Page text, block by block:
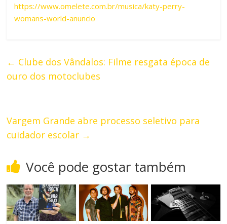
https://www.omelete.com.br/musica/katy-perry-
womans-world-anuncio
← Clube dos Vândalos: Filme resgata época de
ouro dos motoclubes
Vargem Grande abre processo seletivo para
cuidador escolar →
Você pode gostar também